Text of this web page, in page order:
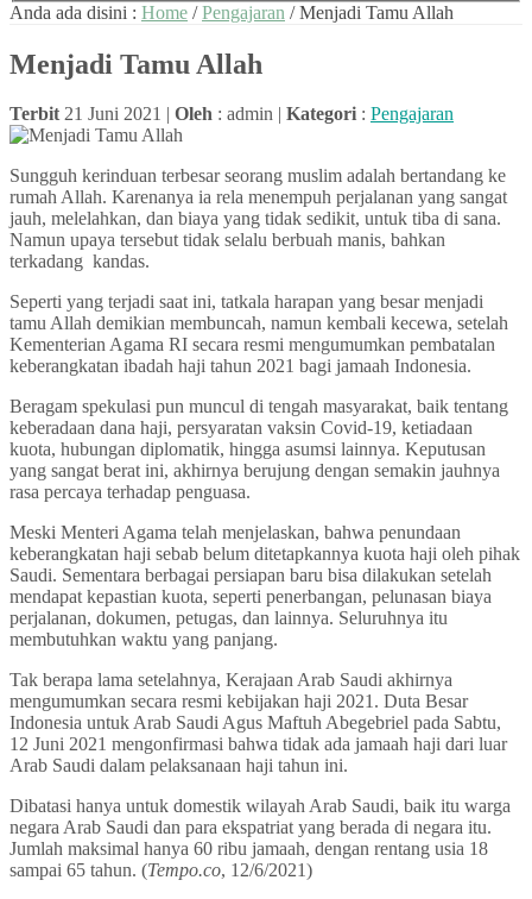
Anda ada disini : Home /Pengajaran /Menjadi Tamu Allah
Menjadi Tamu Allah
Terbit 21 Juni 2021 | Oleh : admin | Kategori : Pengajaran
Sungguh kerinduan terbesar seorang muslim adalah bertandang ke
rumah Allah. Karenanya ia rela menempuh perjalanan yang sangat
jauh, melelahkan, dan biaya yang tidak sedikit, untuk tiba di sana.
Namun upaya tersebut tidak selalu berbuah manis, bahkan
terkadang kandas.
Seperti yang terjadi saat ini, tatkala harapan yang besar menjadi
tamu Allah demikian membuncah, namun kembali kecewa, setelah
Kementerian Agama RI secara resmi mengumumkan pembatalan
keberangkatan ibadah haji tahun 2021 bagi jamaah Indonesia.
Beragam spekulasi pun muncul di tengah masyarakat, baik tentang
keberadaan dana haji, persyaratan vaksin Covid-19, ketiadaan
kuota, hubungan diplomatik, hingga asumsi lainnya. Keputusan
yang sangat berat ini, akhirnya berujung dengan semakin jauhnya
rasa percaya terhadap penguasa.
Meski Menteri Agama telah menjelaskan, bahwa penundaan
keberangkatan haji sebab belum ditetapkannya kuota haji oleh pihak
Saudi. Sementara berbagai persiapan baru bisa dilakukan setelah
mendapat kepastian kuota, seperti penerbangan, pelunasan biaya
perjalanan, dokumen, petugas, dan lainnya. Seluruhnya itu
membutuhkan waktu yang panjang.
Tak berapa lama setelahnya, Kerajaan Arab Saudi akhirnya
mengumumkan secara resmi kebijakan haji 2021. Duta Besar
Indonesia untuk Arab Saudi Agus Maftuh Abegebriel pada Sabtu,
12 Juni 2021 mengonfirmasi bahwa tidak ada jamaah haji dari luar
Arab Saudi dalam pelaksanaan haji tahun ini.
Dibatasi hanya untuk domestik wilayah Arab Saudi, baik itu warga
negara Arab Saudi dan para ekspatriat yang berada di negara itu.
Jumlah maksimal hanya 60 ribu jamaah, dengan rentang usia 18
sampai 65 tahun. (Tempo.co, 12/6/2021)